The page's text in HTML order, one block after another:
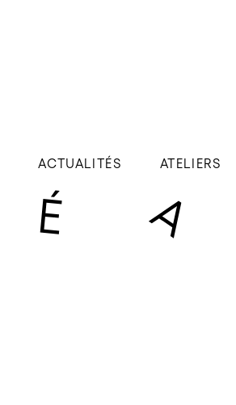
ACTUALITÉS ATELIERS